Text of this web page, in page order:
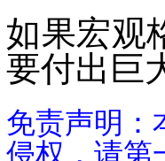
如果宏观
要付出巨
免责声明：
侵权，请第